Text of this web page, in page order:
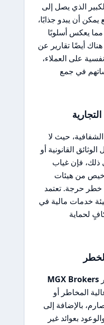
الذي يصل إلى
يمكن أن يبدو جذابًا،
يعكس أسلوبًا
أيضًا تقارير عن
على العملاء،
في جمع
حيث لا
القانونية أو
ذلك، فإن غياب
من هيئات
خطر حرجة. تعتمد
خدمات مالية في
لحماية
MGX Brokers
المخاطر أو
بالإضافة إلى
بعوائد غير